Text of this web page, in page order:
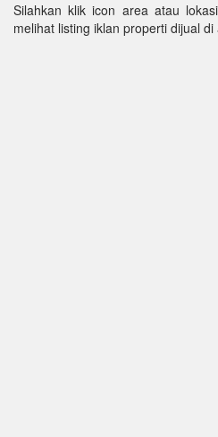
Silahkan klik icon area atau
melihat listing iklan properti dijual